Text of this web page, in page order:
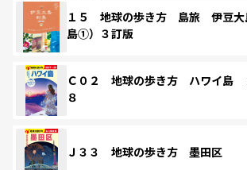
１５ 地球の歩き方 島旅 伊豆
島①）３訂版
Ｃ０２ 地球の歩き方 ハワイ島
８
Ｊ３３ 地球の歩き方 墨田区